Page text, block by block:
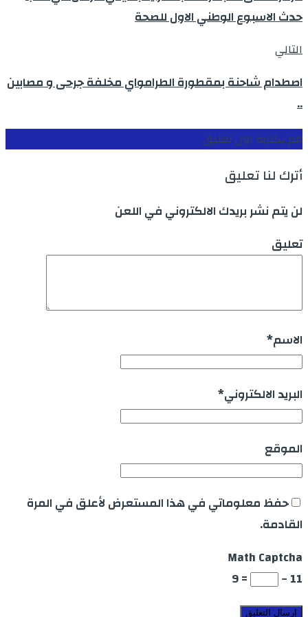
حدث الاسبوع الوطني الاول للصحة
التالي
اصطدام شاحنة بمقطورة الطرامواي مخلفة جرحى و مصابين
..
قم بكتابة اول تعليق
أترك لنا تعليق
لن يتم نشر بريدك الالكتروني في اللعن
تعليق
الاسم*
البريد الالكتروني*
الموقع
حفظ معلوماتي في هذا المستعرض لأعلق في المرة
القادمة.
Math Captcha
11 −
= 9